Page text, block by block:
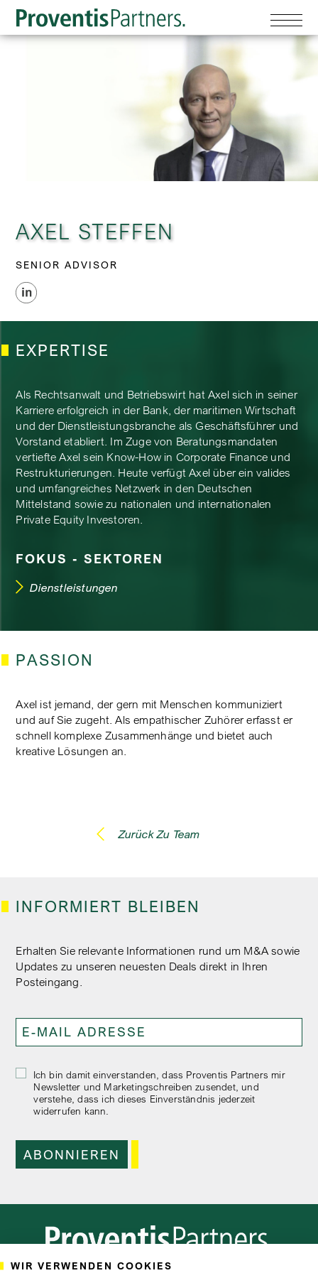
AXEL STEFFEN
SENIOR ADVISOR
EXPERTISE
Als Rechtsanwalt und Betriebswirt hat Axel sich in seiner
Karriere erfolgreich in der Bank, der maritimen Wirtschaft
und der Dienstleistungsbranche als Geschäftsführer und
Vorstand etabliert. Im Zuge von Beratungsmandaten
vertiefte Axel sein Know-How in Corporate Finance und
Restrukturierungen. Heute verfügt Axel über ein valides
und umfangreiches Netzwerk in den Deutschen
Mittelstand sowie zu nationalen und internationalen
Private Equity Investoren.
FOKUS - SEKTOREN
Dienstleistungen
PASSION
Axel ist jemand, der gern mit Menschen kommuniziert
und auf Sie zugeht. Als empathischer Zuhörer erfasst er
schnell komplexe Zusammenhänge und bietet auch
kreative Lösungen an.
Zurück Zu Team
INFORMIERT BLEIBEN
Erhalten Sie relevante Informationen rund um M&A sowie
Updates zu unseren neuesten Deals direkt in Ihren
Posteingang.
Ich bin damit einverstanden, dass Proventis Partners mir
Newsletter und Marketingschreiben zusendet, und
verstehe, dass ich dieses Einverständnis jederzeit
widerrufen kann.
WIR VERWENDEN COOKIES